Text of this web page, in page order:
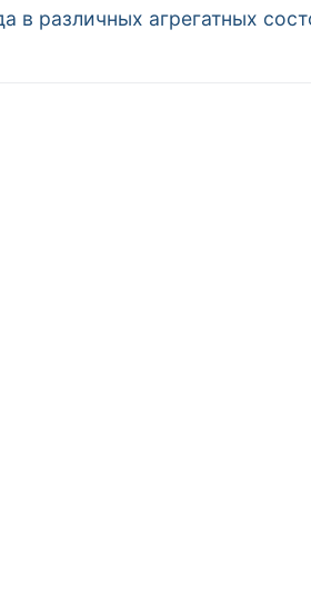
в различных агрегатных